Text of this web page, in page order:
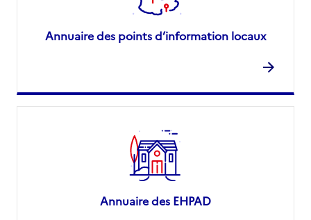
Annuaire des points d’information locaux
Annuaire des EHPAD